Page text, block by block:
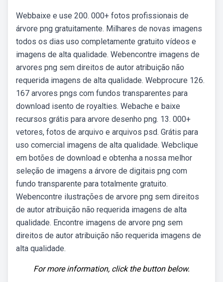
Webbaixe e use 200. 000+ fotos profissionais de
árvore png gratuitamente. Milhares de novas imagens
todos os dias uso completamente gratuito vídeos e
imagens de alta qualidade. Webencontre imagens de
arvores png sem direitos de autor atribuição não
requerida imagens de alta qualidade. Webprocure 126.
167 arvores pngs com fundos transparentes para
download isento de royalties. Webache e baixe
recursos grátis para arvore desenho png. 13. 000+
vetores, fotos de arquivo e arquivos psd. Grátis para
uso comercial imagens de alta qualidade. Webclique
em botões de download e obtenha a nossa melhor
seleção de imagens a árvore de digitais png com
fundo transparente para totalmente gratuito.
Webencontre ilustrações de arvore png sem direitos
de autor atribuição não requerida imagens de alta
qualidade. Encontre imagens de arvore png sem
direitos de autor atribuição não requerida imagens de
alta qualidade.
For more information, click the button below.